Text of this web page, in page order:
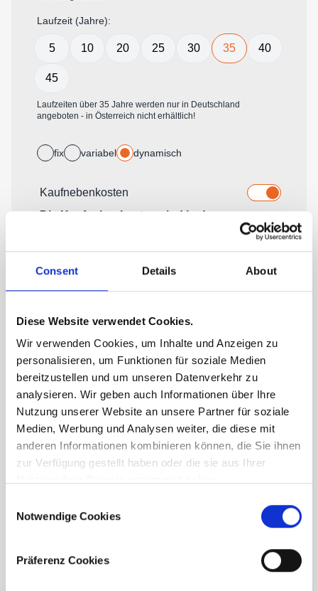
Consent Details About
Diese Website verwendet Cookies.
Wir verwenden Cookies, um Inhalte und Anzeigen zu
personalisieren, um Funktionen für soziale Medien
bereitzustellen und um unseren Datenverkehr zu
analysieren. Wir geben auch Informationen über Ihre
Nutzung unserer Website an unsere Partner für soziale
Medien, Werbung und Analysen weiter, die diese mit
anderen Informationen kombinieren können, die Sie ihnen
zur Verfügung gestellt haben oder die sie aus Ihrer
Selection
Notwendige Cookies
Präferenz Cookies